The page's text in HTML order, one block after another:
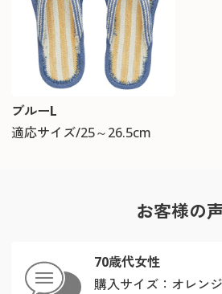
ブルーL
適応サイズ/25～26.5cm
お客様の
70歳代女性
購入サイズ：オレン